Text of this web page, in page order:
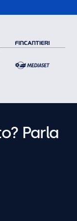
Parla